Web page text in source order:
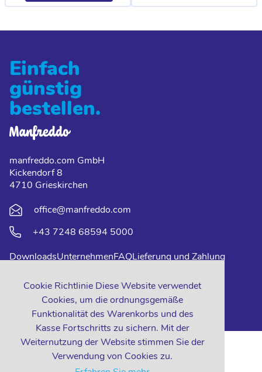
Cookie Richtlinie Diese Website verwendet
Cookies, um die ordnungsgemäße
Funktionalität des Warenkorbs und des
Kasse Fortschritts zu sichern. Mit der
Weiternutzung der Website stimmen Sie der
Verwendung von Cookies zu.
Einfach
günstig
bestellen.
manfreddo.com GmbH
Kickendorf 8
4710 Grieskirchen
office@manfreddo.com
+43 7248 68594 5000
DownloadsUnternehmenFAQLieferung und Zahlung